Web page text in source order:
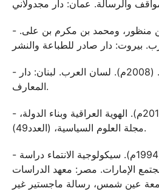
- جمال الدين ابن منظور، ومحمد بن مكرم بن على.
- جمال الدين ابن منظور. (2008م). لسان العرب. لبنان: دار
المعارف.
- حميد فاضل حسن. (2015م). الهوية العراقية وبناء الدولة،
مجلة العلوم السياسية، (العدد49).
- روضة عبد الله المطوع. (1994م). سيكولوجية الانتماء دراسة
الإمارات. مصر: معهد الدراسات
عين شمس، رسالة ماجستير غير